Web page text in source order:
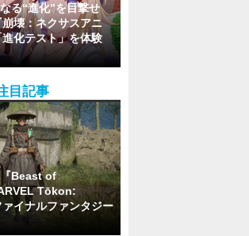
る“進化”を目撃せ
壊：ネクサスアニ
化テスト」を体験
目記事
Beast of
Tōkon:
イナルファンタジー